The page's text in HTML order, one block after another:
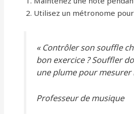
Utilisez un métronome
« Contrôler son souffle
bon exercice ? Souffler
une plume pour mesurer
Professeur de musique